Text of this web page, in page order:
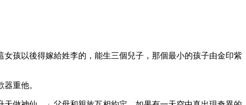
孩以後得嫁給姓李的，能生三個兒子，那個最小的孩子由金印紫
重他。